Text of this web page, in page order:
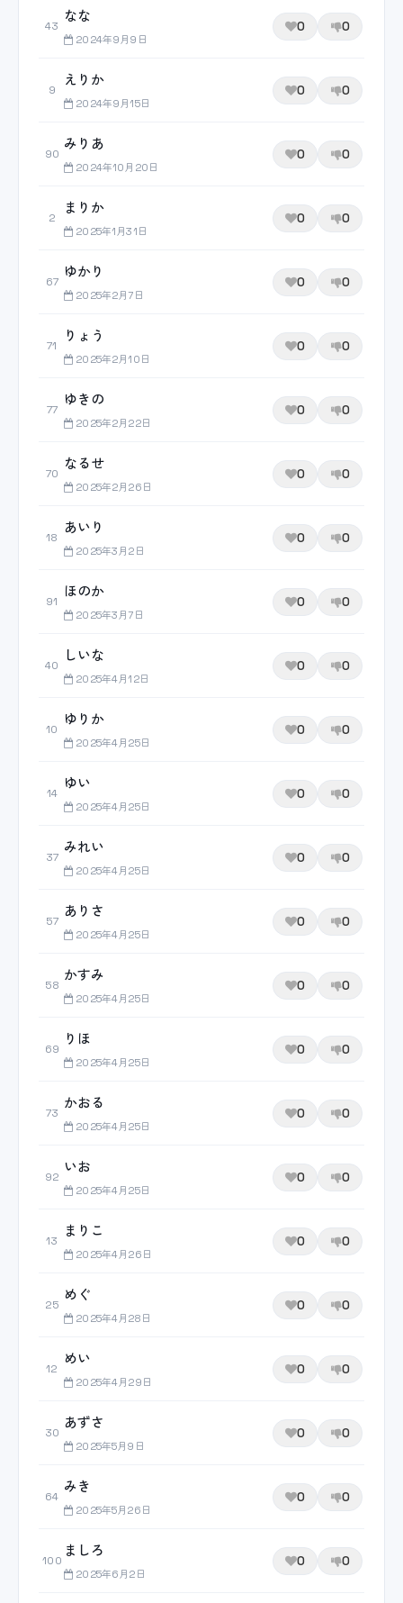
43
なな
2024年9月9日
0 0
9
えりか
2024年9月15日
0 0
90
みりあ
2024年10月20日
0 0
2
まりか
2025年1月31日
0 0
67
ゆかり
2025年2月7日
0 0
71
りょう
2025年2月10日
0 0
77
ゆきの
2025年2月22日
0 0
70
なるせ
2025年2月26日
0 0
18
あいり
2025年3月2日
0 0
91
ほのか
2025年3月7日
0 0
40
しいな
2025年4月12日
0 0
10
ゆりか
2025年4月25日
0 0
14
ゆい
2025年4月25日
0 0
37
みれい
2025年4月25日
0 0
57
ありさ
2025年4月25日
0 0
58
かすみ
2025年4月25日
0 0
69
りほ
2025年4月25日
0 0
73
かおる
2025年4月25日
0 0
92
いお
2025年4月25日
0 0
13
まりこ
2025年4月26日
0 0
25
めぐ
2025年4月28日
0 0
12
めい
2025年4月29日
0 0
30
あずさ
2025年5月9日
0 0
64
みき
2025年5月26日
0 0
100
ましろ
2025年6月2日
0 0